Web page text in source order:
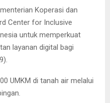
Koperasi dan
Center for Inclusive
untuk memperkuat
layanan digital bagi
UMKM di tanah air melalui